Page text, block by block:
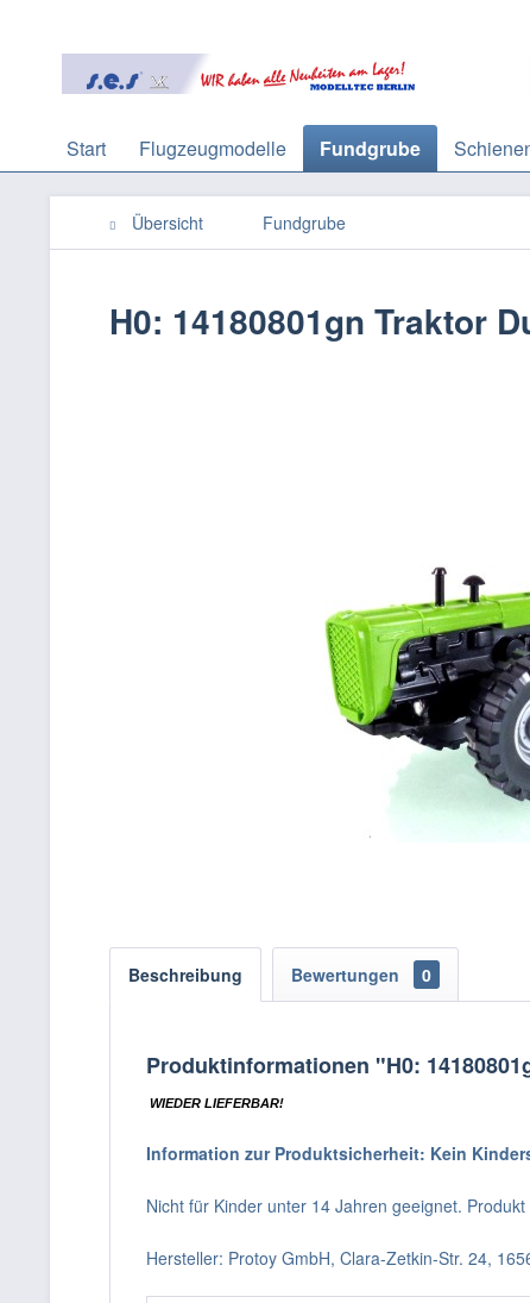
Start Flugzeugmodelle Fundgrube
Übersicht Fundgrube
H0: 14180801gn Traktor
Beschreibung Bewertungen 0
Produktinformationen "H0:
WIEDER LIEFERBAR!
Information zur Produktsicherheit: Kein
Nicht für Kinder unter 14 Jahren geeignet.
Hersteller: Protoy GmbH, Clara-Zetkin-Str. 24,